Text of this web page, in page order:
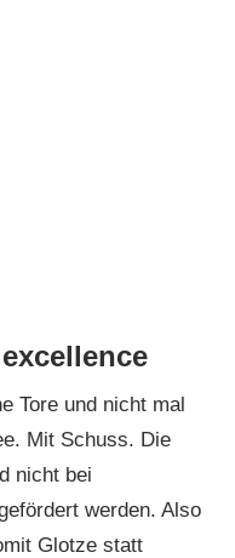
Tore und nicht mal
Mit Schuss. Die
nicht bei
werden. Also
Glotze statt